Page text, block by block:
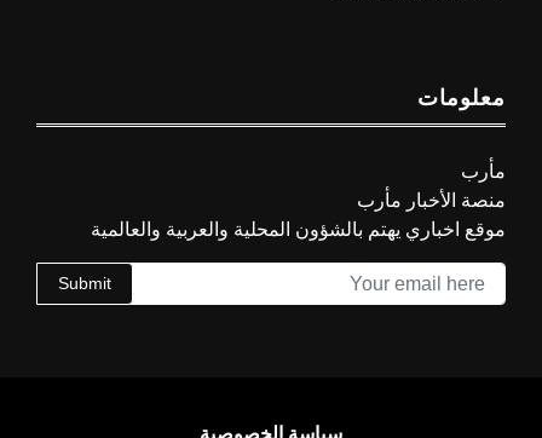
معلومات
مأرب
منصة الأخبار مأرب
موقع اخباري يهتم بالشؤون المحلية والعربية والعالمية
Submit